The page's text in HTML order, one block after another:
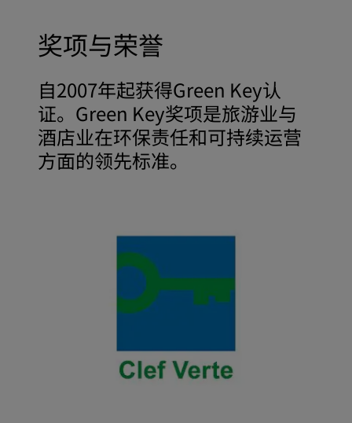
奖项与荣誉
自2007年起获得Green Key认
证。Green Key奖项是旅游业与
酒店业在环保责任和可持续运营
方面的领先标准。